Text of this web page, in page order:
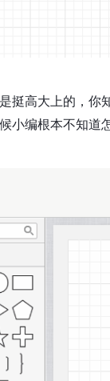
挺高大上的，你
小编根本不知道